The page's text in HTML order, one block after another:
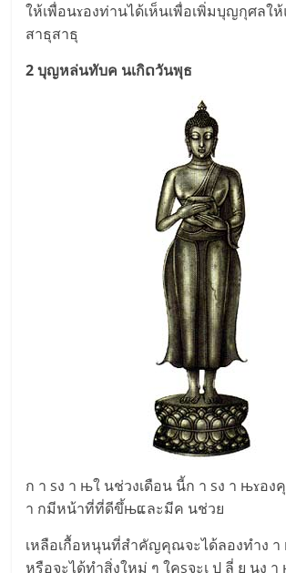
ให้เพื่อนɤองท่านได้เห็นเพื่อเพิ่มบุญกุศลใ
สาธุสาธุ
2 บุญหล่นทับค นเกิດวันพุธ
ก า sง า њใ นช่วงเดือน นี้ก า sง า њɤอ
า กมีหน้าที่ที่ดีขึ้њແละมีค นช่วย
เหลือเกื้อหนุนที่สำคัญคุณจะได้ลองทำง า
หรือจะได้ทำสิ่งใหม่ ๆ ใคsจะเ ป ลี่ ย นง